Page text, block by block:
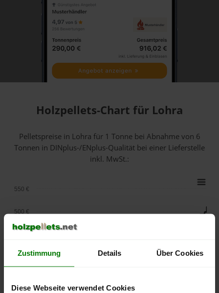
Zustimmung Details Über Cookies
Diese Webseite verwendet Cookies
Holzpellets-Chart für Lohra
Pelletspreise in Lohra für 1 Tonne bei Abnahmevon 6
Tonnen in DINplus-/ENplus-Qualität bei einer Lieferstelle
inkl. MwSt.:
400 €
500 €
550 €